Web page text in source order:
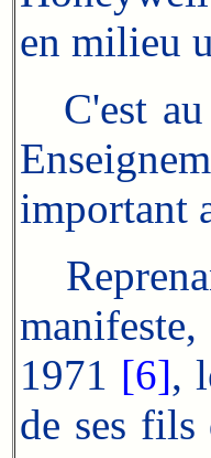
en milieu
C'est
important
1971 [6],
de ses